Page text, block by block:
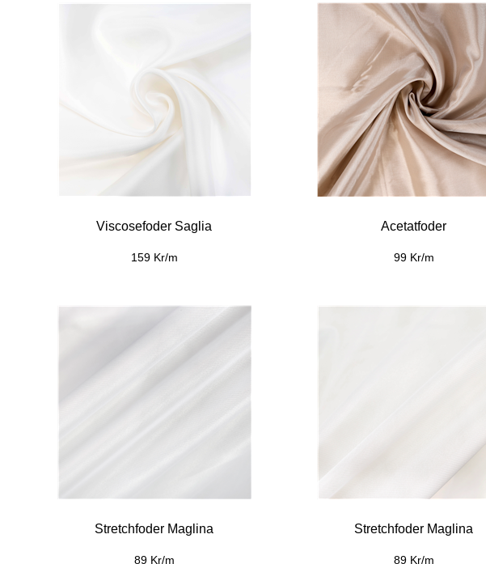
Viscosefoder Saglia
159 Kr/m
Acetatfoder
99 Kr/m
Stretchfoder Maglina
89 Kr/m
Stretchfoder Maglina
89 Kr/m